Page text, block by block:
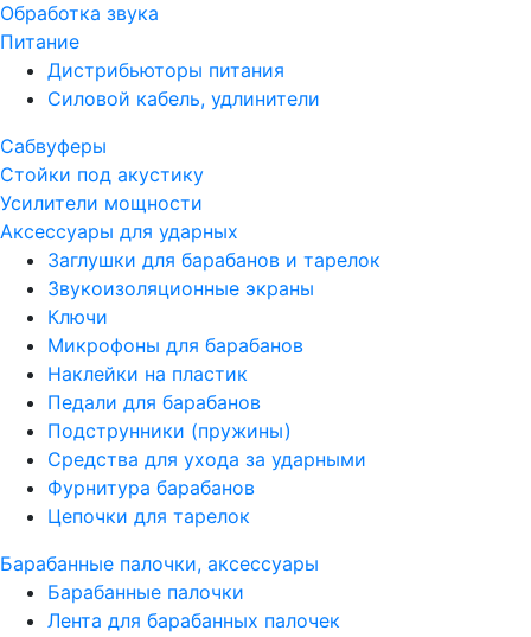
Обработка звука
Питание
Дистрибьюторы питания
Силовой кабель, удлинители
Сабвуферы
Стойки под акустику
Усилители мощности
Аксессуары для ударных
Заглушки для барабанов и тарелок
Звукоизоляционные экраны
Ключи
Микрофоны для барабанов
Наклейки на пластик
Педали для барабанов
Подструнники (пружины)
Средства для ухода за ударными
Фурнитура барабанов
Цепочки для тарелок
Барабанные палочки, аксессуары
Барабанные палочки
Лента для барабанных палочек